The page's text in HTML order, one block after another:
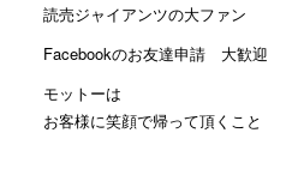
読売ジャイアンツの大ファン
Facebookのお友達申請 大歓迎
モットーは
お客様に笑顔で帰って頂くこと